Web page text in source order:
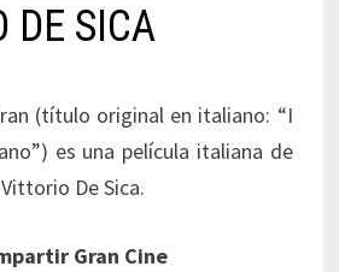
DE SICA
(título original en italiano: “I
es una película italiana de
De Sica.
Gran Cine